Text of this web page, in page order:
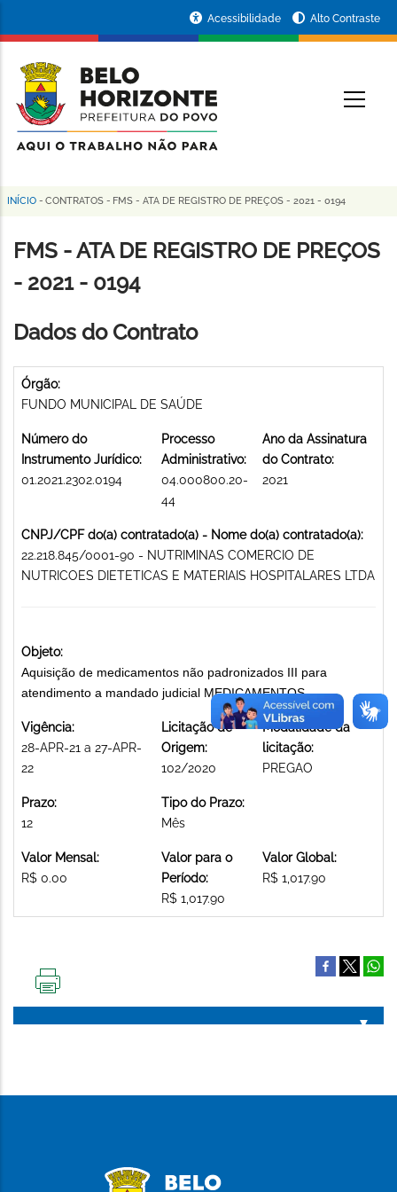
conteúdo
principal
da
Prefeitura
de
Horizonte
Acessibilidade Alto Contraste
Trilha
de
navegação
INÍCIO - CONTRATOS - FMS - ATA DE REGISTRO DE PREÇOS - 2021 - 0194
FMS - ATA DE REGISTRO DE PREÇOS
- 2021 - 0194
Dados do Contrato
Órgão:
FUNDO MUNICIPAL DE SAÚDE
Número do
Instrumento Jurídico:
01.2021.2302.0194
Processo
Administrativo:
04.000800.20-
44
Ano da Assinatura
do Contrato:
2021
CNPJ/CPF do(a) contratado(a) - Nome do(a) contratado(a):
22.218.845/0001-90 - NUTRIMINAS COMERCIO DE
NUTRICOES DIETETICAS E MATERIAIS HOSPITALARES LTDA
Objeto:
Aquisição de medicamentos não padronizados III para
atendimento a mandado judicial MEDICAMENTOS
Vigência:
28-APR-21 a 27-APR-
22
Licitação de
Origem:
102/2020
Modalidade da
licitação:
PREGAO
Prazo:
12
Tipo do Prazo:
Mês
Valor Mensal:
R$ 0.00
Valor para o
Período:
R$ 1,017.90
Valor Global:
R$ 1,017.90
PÁGINA